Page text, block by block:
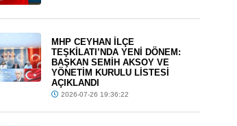
MHP CEYHAN İLÇE
TEŞKİLATI’NDA YENİ DÖNEM:
BAŞKAN SEMİH AKSOY VE
YÖNETİM KURULU LİSTESİ
AÇIKLANDI
2026-07-26 19:36:22